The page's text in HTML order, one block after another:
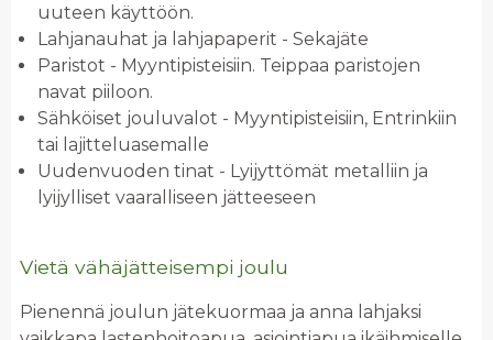
uuteen käyttöön.
Lahjanauhat ja lahjapaperit - Sekajäte
Paristot - Myyntipisteisiin. Teippaa paristojen
navat piiloon.
Sähköiset jouluvalot - Myyntipisteisiin, Entrinkiin
tai lajitteluasemalle
Uudenvuoden tinat - Lyijyttömät metalliin ja
lyijylliset vaaralliseen jätteeseen
Vietä vähäjätteisempi joulu
Pienennä joulun jätekuormaa ja anna lahjaksi